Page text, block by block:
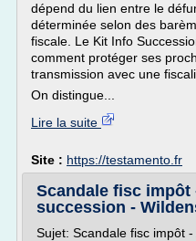
dépend du lien entre le
déterminée selon des
fiscale. Le Kit Info
comment protéger ses
transmission avec une
On distingue...
Lire la suite
Site : https://testamento.fr
Scandale fisc impôt
succession -
Sujet: Scandale fisc impôt